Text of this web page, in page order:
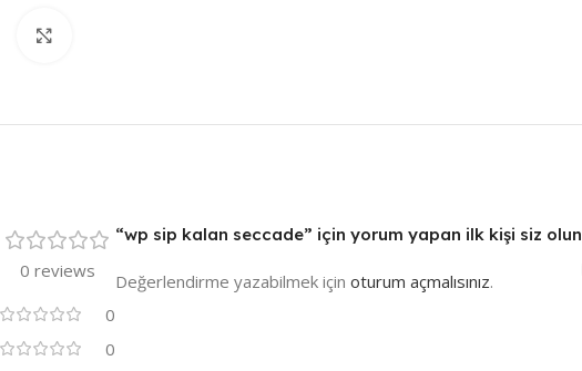
0 reviews
0
0
“wp sip kalan seccade” için yorum yapan ilk kişi siz olun
Değerlendirme yazabilmek için oturum açmalısınız.